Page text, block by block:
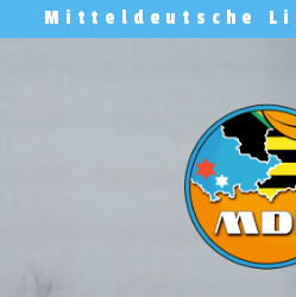
Inhalt
springen
Mitteldeutsche